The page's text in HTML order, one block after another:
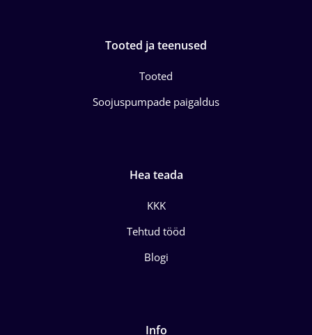
Tooted ja teenused
Tooted
Soojuspumpade paigaldus
Hea teada
KKK
Tehtud tööd
Blogi
Info